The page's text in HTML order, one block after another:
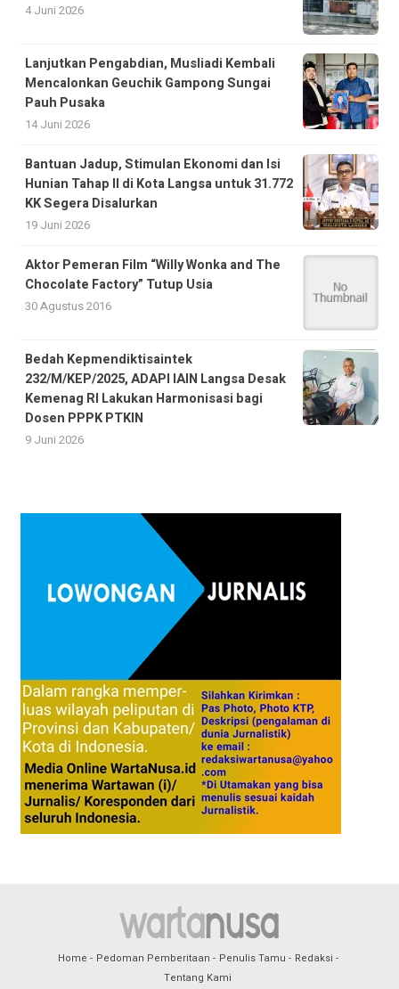
4 Juni 2026
Lanjutkan Pengabdian, Musliadi Kembali
Mencalonkan Geuchik Gampong Sungai
Pauh Pusaka
14 Juni 2026
Bantuan Jadup, Stimulan Ekonomi dan Isi
Hunian Tahap II di Kota Langsa untuk 31.772
KK Segera Disalurkan
19 Juni 2026
Aktor Pemeran Film “Willy Wonka and The
Chocolate Factory” Tutup Usia
30 Agustus 2016
Bedah Kepmendiktisaintek
232/M/KEP/2025, ADAPI IAIN Langsa Desak
Kemenag RI Lakukan Harmonisasi bagi
Dosen PPPK PTKIN
9 Juni 2026
Home Pedoman Pemberitaan Penulis Tamu
Redaksi
Tentang Kami